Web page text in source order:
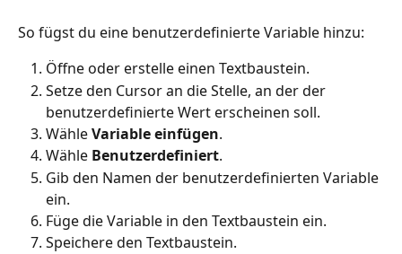
So fügst du eine benutzerdefinierte Variable hinzu:
Öffne oder erstelle einen Textbaustein.
Setze den Cursor an die Stelle, an der der
benutzerdefinierte Wert erscheinen soll.
Wähle Variable einfügen.
Wähle Benutzerdefiniert.
Gib den Namen der benutzerdefinierten Variable
ein.
Füge die Variable in den Textbaustein ein.
Speichere den Textbaustein.